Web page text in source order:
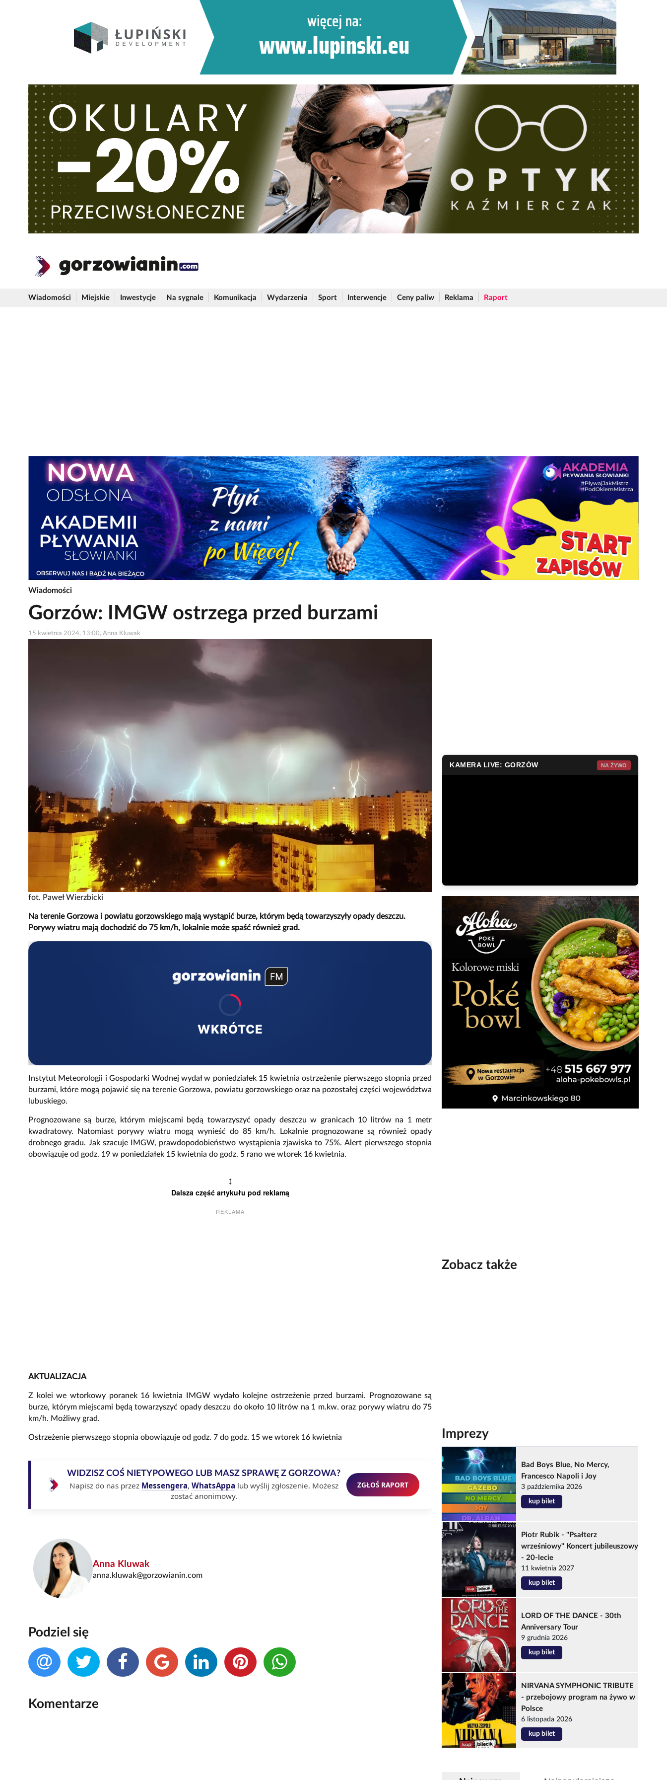
Wiadomości Miejskie Inwestycje Na sygnale Komunikacja Wydarzenia Sport Interwencje Ceny paliw Reklama Raport
Wiadomości
Gorzów: IMGW ostrzega przed burzami
15 kwietnia 2024, 13:00, Anna Kluwak
fot. Paweł Wierzbicki
Na terenie Gorzowa i powiatu gorzowskiego mają wystąpić burze, którym będą towarzyszyły opady deszczu.
Porywy wiatru mają dochodzić do 75 km/h, lokalnie może spaść również grad.
WKRÓTCE
Instytut Meteorologii i Gospodarki Wodnej wydał w poniedziałek 15 kwietnia ostrzeżenie pierwszego stopnia przed
burzami, które mogą pojawić się na terenie Gorzowa, powiatu gorzowskiego oraz na pozostałej części województwa
lubuskiego.
Prognozowane są burze, którym miejscami będą towarzyszyć opady deszczu w granicach 10 litrów na 1 metr
kwadratowy. Natomiast porywy wiatru mogą wynieść do 85 km/h. Lokalnie prognozowane są również opady
drobnego gradu. Jak szacuje IMGW, prawdopodobieństwo wystąpienia zjawiska to 75%. Alert pierwszego stopnia
obowiązuje od godz. 19 w poniedziałek 15 kwietnia do godz. 5 rano we wtorek 16 kwietnia.
↕
Dalsza część artykułu pod reklamą
REKLAMA
AKTUALIZACJA
Z kolei we wtorkowy poranek 16 kwietnia IMGW wydało kolejne ostrzeżenie przed burzami. Prognozowane są
burze, którym miejscami będą towarzyszyć opady deszczu do około 10 litrów na 1 m.kw. oraz porywy wiatru do 75
km/h. Możliwy grad.
Ostrzeżenie pierwszego stopnia obowiązuje od godz. 7 do godz. 15 we wtorek 16 kwietnia
WIDZISZ COŚ NIETYPOWEGO LUB MASZ SPRAWĘ Z GORZOWA?
Napisz do nas przez Messengera, WhatsAppa lub wyślij zgłoszenie. Możesz
zostać anonimowy.
ZGŁOŚ RAPORT
Anna Kluwak
anna.kluwak@gorzowianin.com
Podziel się
Komentarze
KAMERA LIVE: GORZÓW NA ŻYWO
Zobacz także
Imprezy
Bad Boys Blue, No Mercy,
Francesco Napoli i Joy
3 października 2026
kup bilet
Piotr Rubik - "Psałterz
wrześniowy" Koncert jubileuszowy
- 20-lecie
11 kwietnia 2027
kup bilet
LORD OF THE DANCE - 30th
Anniversary Tour
9 grudnia 2026
kup bilet
NIRVANA SYMPHONIC TRIBUTE
- przebojowy program na żywo w
Polsce
6 listopada 2026
kup bilet